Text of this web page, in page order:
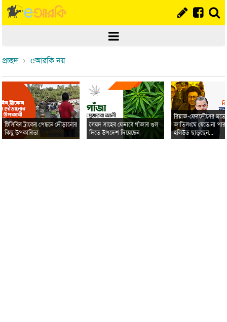
প্রচ্ছদ eআরকি নয়
টিসিবির ট্রাকের পেছনে দৌড়ানোর
কিছু উপকারিতা
সৈয়দ সাহেব যেভাবে গাঁজার গুল
দিতে উপদেশ দিয়েছেন
রিয়াজ-ফেরদৌসের মতো
জাতিসংঘে যেতে না
হলিউড ছাড়ছেন...